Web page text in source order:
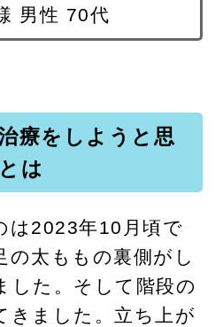
男性 70代
療をしようと思
は
は2023年10月頃で
の太ももの裏側がし
した。そして階段の
きました。立ち上が